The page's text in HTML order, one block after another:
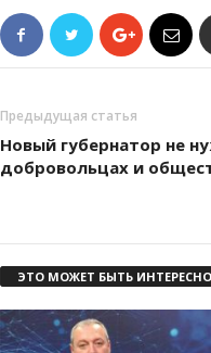
Предыдущая статья
Новый губернатор не
добровольцах и
ЭТО МОЖЕТ БЫТЬ ИНТЕРЕСНО